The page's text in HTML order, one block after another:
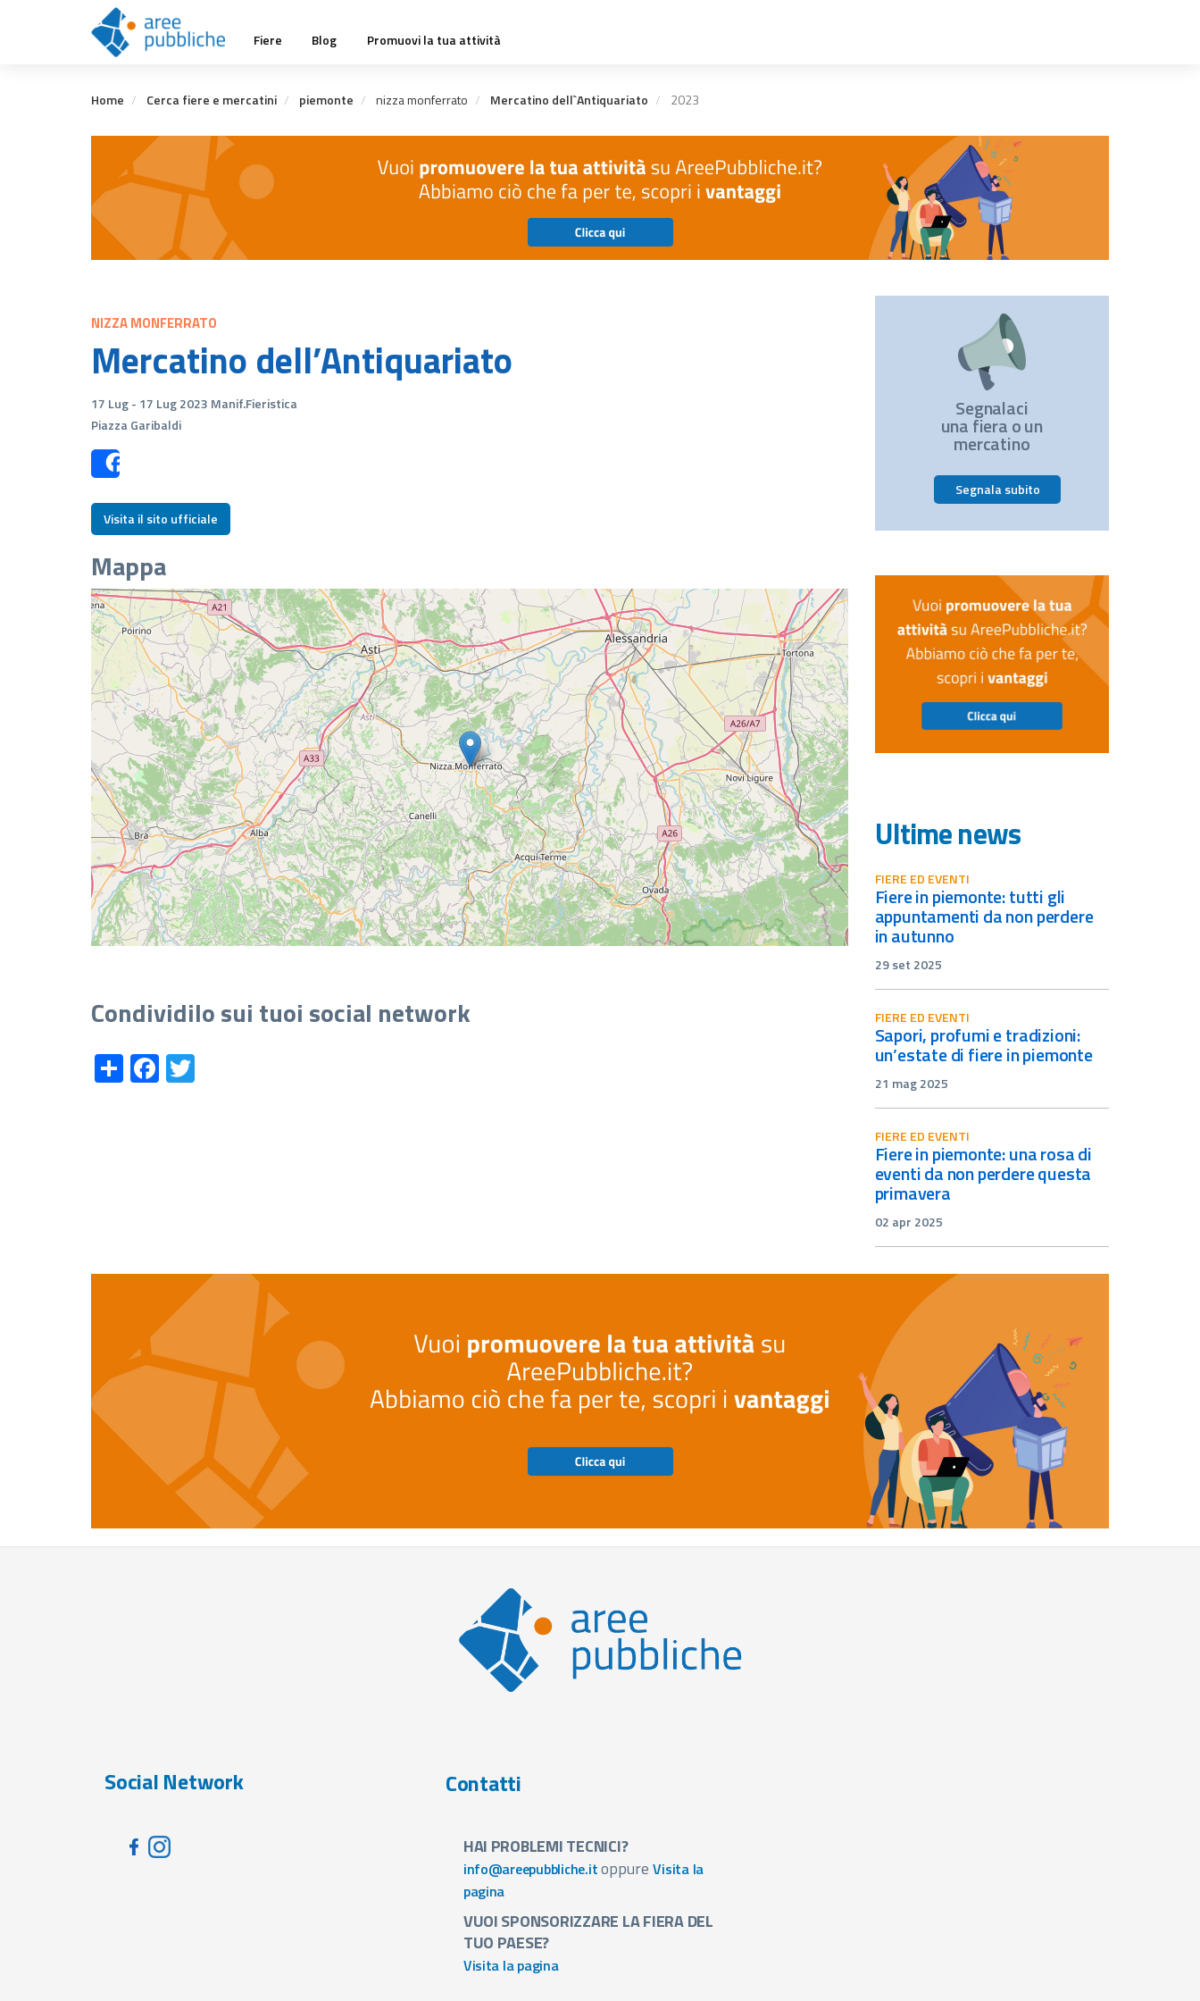
Main
navigation
Fiere Blog Promuovi la tua attività
Home Cerca fiere e mercatini piemonte nizza monferrato Mercatino dell`Antiquariato 2023
NIZZA MONFERRATO
Mercatino dell’Antiquariato
17 Lug - 17 Lug 2023 Manif.Fieristica
Piazza Garibaldi
Visita il sito ufficiale
Mappa
Condividilo sui tuoi social network
ShareFacebook
Segnalaci
una fiera o un
mercatino
Segnala subito
Ultime news
FIERE ED EVENTI
fiere in piemonte: tutti gli
appuntamenti da non perdere
in autunno
29 set 2025
FIERE ED EVENTI
sapori, profumi e tradizioni:
un’estate di fiere in piemonte
21 mag 2025
FIERE ED EVENTI
fiere in piemonte: una rosa di
eventi da non perdere questa
primavera
02 apr 2025
Social Network Contatti
HAI PROBLEMI TECNICI?
info@areepubbliche.itoppureVisita la
pagina
VUOI SPONSORIZZARE LA FIERA DEL
TUO PAESE?
Visita la pagina